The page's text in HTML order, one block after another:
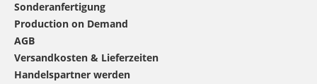
Sonderanfertigung
Production on Demand
AGB
Versandkosten & Lieferzeiten
Handelspartner werden